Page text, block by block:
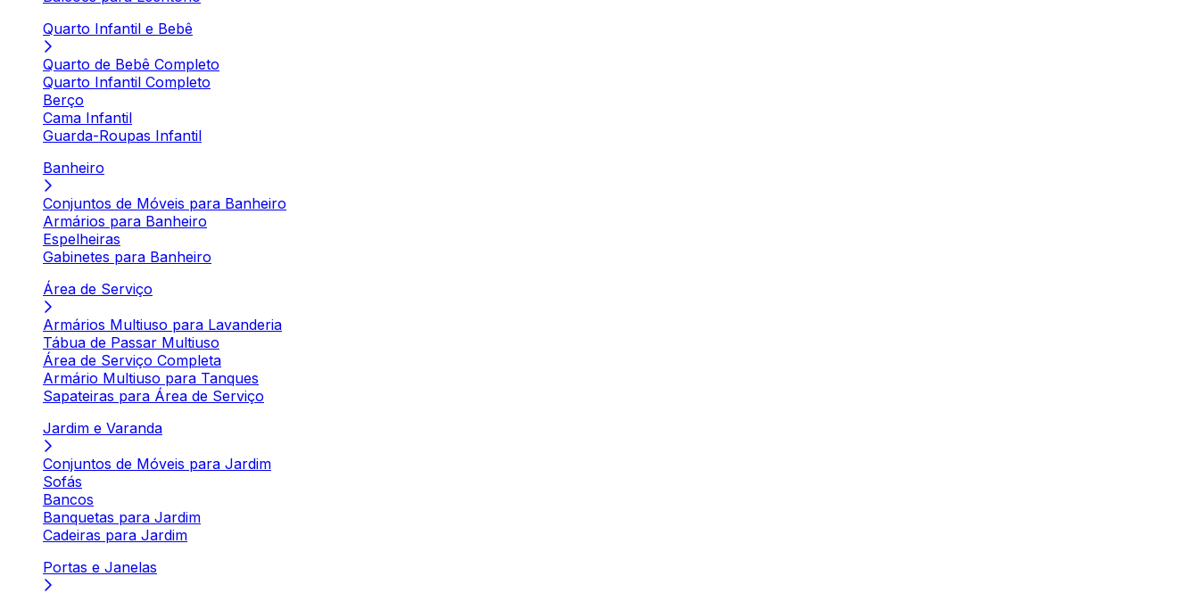
Quarto Infantil e Bebê
Quarto de Bebê Completo
Quarto Infantil Completo
Berço
Cama Infantil
Guarda-Roupas Infantil
Banheiro
Conjuntos de Móveis para Banheiro
Armários para Banheiro
Espelheiras
Gabinetes para Banheiro
Área de Serviço
Armários Multiuso para Lavanderia
Tábua de Passar Multiuso
Área de Serviço Completa
Armário Multiuso para Tanques
Sapateiras para Área de Serviço
Jardim e Varanda
Conjuntos de Móveis para Jardim
Sofás
Bancos
Banquetas para Jardim
Cadeiras para Jardim
Portas e Janelas